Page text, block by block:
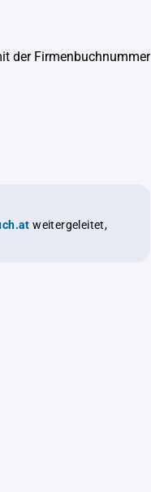
der Firmenbuchnummer
weitergeleitet,